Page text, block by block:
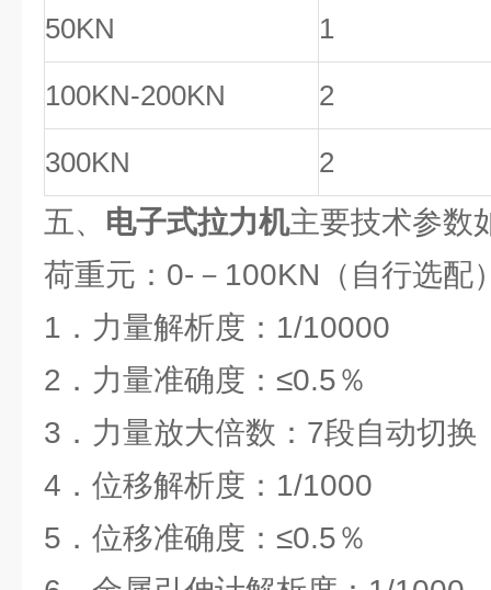
50KN 1
100KN-200KN 2
300KN 2
五、 电子式拉力机主要技术参数
荷重元：0-－100KN（自行选配
1．力量解析度：1/10000
2．力量准确度：≤0.5％
3．力量放大倍数：7段自动切换
4．位移解析度：1/1000
5．位移准确度：≤0.5％